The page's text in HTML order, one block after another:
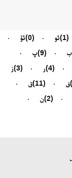
ئو (1) ئۆ
(0)
ب پ
(9)
ر (4) ز
(3)
ف ق
(11)
ن
(2)